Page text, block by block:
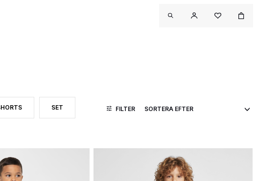
MED DRAGKEDJA
EFTER PRODUKTTYP: SHORTS
SET
SORTERA EFTER PRODUKTTYP: SET
FILTER